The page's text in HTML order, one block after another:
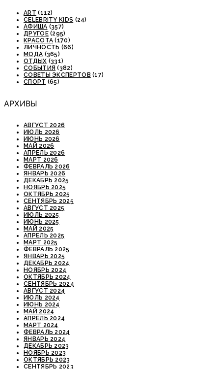
ART (112)
CELEBRITY KIDS (24)
АФИША (357)
ДРУГОЕ(295)
КРАСОТА (170)
ЛИЧНОСТЬ (66)
МОДА (365)
ОТДЫХ (331)
СОБЫТИЯ (382)
СОВЕТЫ ЭКСПЕРТОВ (17)
СПОРТ (65)
АРХИВЫ
АВГУСТ 2026
ИЮЛЬ 2026
ИЮНЬ 2026
МАЙ 2026
АПРЕЛЬ 2026
МАРТ 2026
ФЕВРАЛЬ 2026
ЯНВАРЬ 2026
ДЕКАБРЬ 2025
НОЯБРЬ 2025
ОКТЯБРЬ 2025
СЕНТЯБРЬ 2025
АВГУСТ 2025
ИЮЛЬ 2025
ИЮНЬ 2025
МАЙ 2025
АПРЕЛЬ 2025
МАРТ 2025
ФЕВРАЛЬ 2025
ЯНВАРЬ 2025
ДЕКАБРЬ 2024
НОЯБРЬ 2024
ОКТЯБРЬ 2024
СЕНТЯБРЬ 2024
АВГУСТ 2024
ИЮЛЬ 2024
ИЮНЬ 2024
МАЙ 2024
АПРЕЛЬ 2024
МАРТ 2024
ФЕВРАЛЬ 2024
ЯНВАРЬ 2024
ДЕКАБРЬ 2023
НОЯБРЬ 2023
ОКТЯБРЬ 2023
СЕНТЯБРЬ 2023